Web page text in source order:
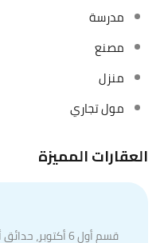
مدرسة
مصنع
منزل
مول تجاري
العقارات المميزة
قسم أول 6 أكتوبر، حدائق أكتوبر، محافظة الجيزة 3284051